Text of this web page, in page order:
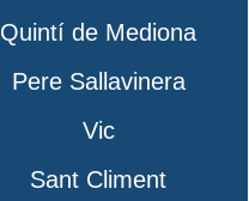
Quintí de Mediona
Pere Sallavinera
Vic
Sant Climent